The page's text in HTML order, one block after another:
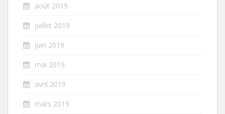
août 2019
juillet 2019
juin 2019
mai 2019
avril 2019
mars 2019